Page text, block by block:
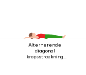
Alternerende
diagonal
kropsstrækning